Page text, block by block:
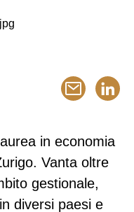
in economia
Vanta oltre
gestionale,
diversi paesi e